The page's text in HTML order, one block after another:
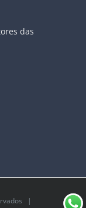
das
|